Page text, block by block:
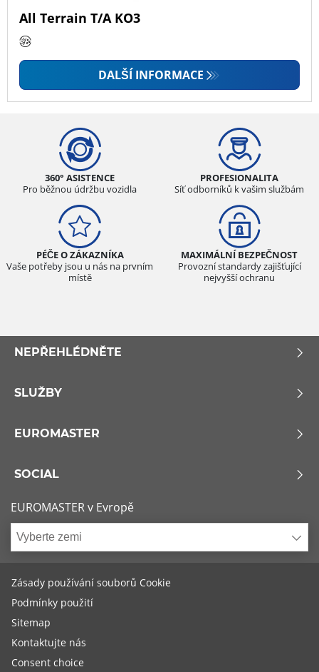
All Terrain T/A KO3
DALŠÍ INFORMACE
360° ASISTENCE
Pro běžnou údržbu vozidla
PROFESIONALITA
Síť odborníků k vašim službám
PÉČE O ZÁKAZNÍKA
Vaše potřeby jsou u nás na prvním
místě
MAXIMÁLNÍ BEZPEČNOST
Provozní standardy zajišťující
nejvyšší ochranu
NEPŘEHLÉDNĚTE
SLUŽBY
EUROMASTER
SOCIAL
EUROMASTER v Evropě
Vyberte zemi
Zásady používání souborů Cookie
Podmínky použití
Sitemap
Kontaktujte nás
Consent choice